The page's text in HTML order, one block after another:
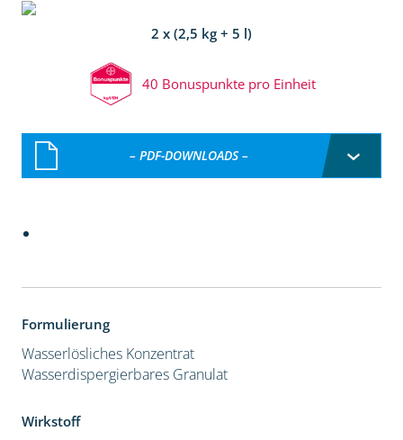
2 x (2,5 kg + 5 l)
40 Bonuspunkte pro Einheit
– PDF-DOWNLOADS –
Formulierung
Wasserlösliches Konzentrat
Wasserdispergierbares Granulat
Wirkstoff